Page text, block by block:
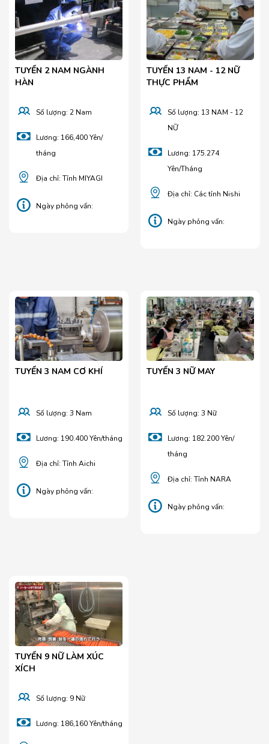
TUYỂN 2 NAM NGÀNH
HÀN
Số lượng: 2 Nam
Lương: 166,400 Yên/
tháng
Địa chỉ: Tỉnh MIYAGI
Ngày phỏng vấn:
TUYỂN 13 NAM - 12 NỮ
THỰC PHẨM
Số lượng: 13 NAM - 12
NỮ
Lương: 175.274
Yên/Tháng
Địa chỉ: Các tỉnh Nishi
Ngày phỏng vấn:
TUYỂN 3 NAM CƠ KHÍ
Số lượng: 3 Nam
Lương: 190.400 Yên/tháng
Địa chỉ: Tỉnh Aichi
Ngày phỏng vấn:
TUYỂN 3 NỮ MAY
Số lượng: 3 Nữ
Lương: 182.200 Yên/
tháng
Địa chỉ: Tỉnh NARA
Ngày phỏng vấn:
TUYỂN 9 NỮ LÀM XÚC
XÍCH
Số lượng: 9 Nữ
Lương: 186,160 Yên/tháng